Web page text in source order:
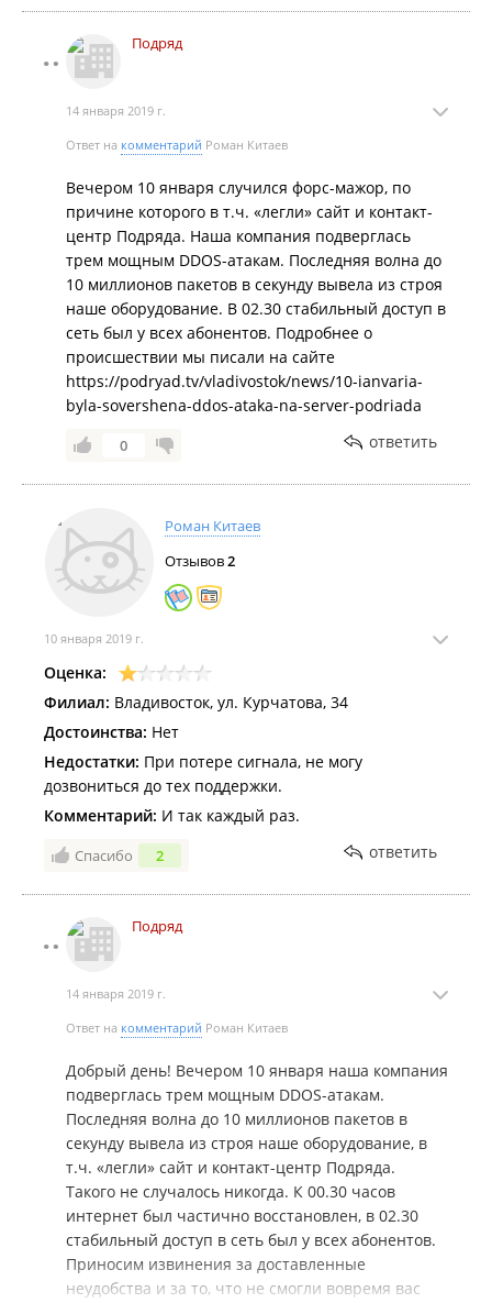
Подряд
14 января 2019 г.
Ответ на комментарий Роман Китаев
Вечером 10 января случился форс-мажор, по
причине которого в т.ч. «легли» сайт и контакт-
центр Подряда. Наша компания подверглась
трем мощным DDOS-атакам. Последняя волна до
10 миллионов пакетов в секунду вывела из строя
наше оборудование. В 02.30 стабильный доступ в
сеть был у всех абонентов. Подробнее о
происшествии мы писали на сайте
https://podryad.tv/vladivostok/news/10-ianvaria-
byla-sovershena-ddos-ataka-na-server-podriada
0 ответить
Роман Китаев
Отзывов2
10 января 2019 г.
Оценка:
Филиал: Владивосток, ул. Курчатова, 34
Достоинства: Нет
Недостатки: При потере сигнала, не могу
дозвониться до тех поддержки.
Комментарий: И так каждый раз.
Спасибо 2 ответить
Подряд
14 января 2019 г.
Ответ на комментарий Роман Китаев
Добрый день! Вечером 10 января наша компания
подверглась трем мощным DDOS-атакам.
Последняя волна до 10 миллионов пакетов в
секунду вывела из строя наше оборудование, в
т.ч. «легли» сайт и контакт-центр Подряда.
Такого не случалось никогда. К 00.30 часов
интернет был частично восстановлен, в 02.30
стабильный доступ в сеть был у всех абонентов.
Приносим извинения за доставленные
неудобства и за то, что не смогли вовремя вас